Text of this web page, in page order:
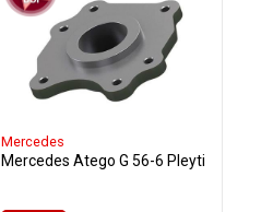
Mercedes
Mercedes Atego G 56-6 Pleyti